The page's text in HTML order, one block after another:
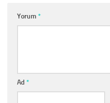
Yorum *
Ad *